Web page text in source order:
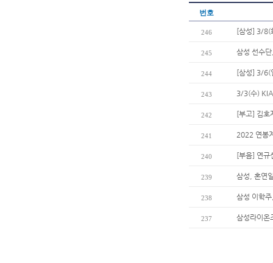
번호
246 [삼성] 3/8(
245 삼성 선수
244 [삼성] 3/6(
243 3/3(수)
242 [부고] 김호
241 2022 연봉
240 [부음] 연규
239 삼성, 혼연
238 삼성 이학
237 삼성라이온